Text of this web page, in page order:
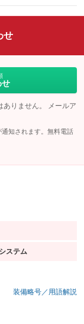
せ
せ
ありません。 メールア
知されます。無料電話
ステム
装備略号／用語解説